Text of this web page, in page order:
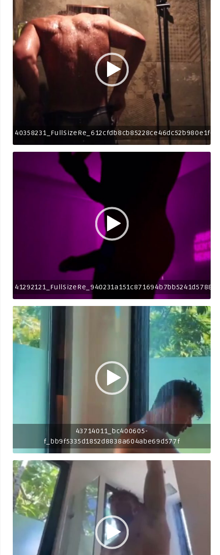
40358231_FullSizeRe_612cfdb8cb85228ce46dc52b980e1f6e
43714011_bc400605-
f_bb9f5335d1852d8838a604abe69d577f